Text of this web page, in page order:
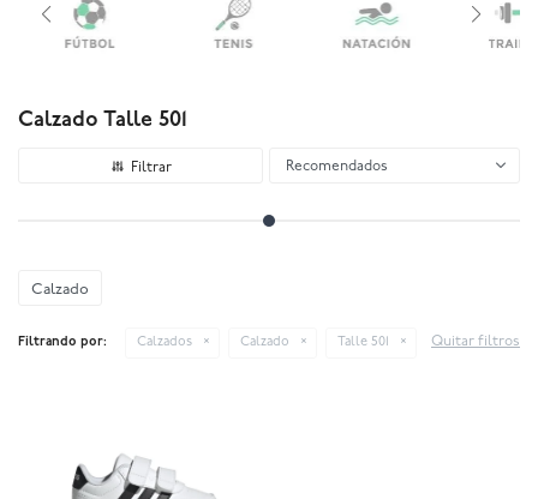
Calzado Talle 501
Recomendados
Calzado
Filtrando por: Calzados Calzado Talle 501 Quitar filtros